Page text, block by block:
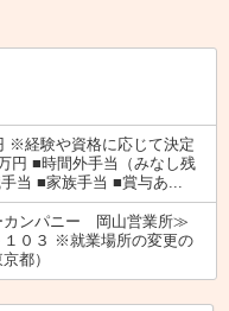
※経験や資格に応じて決定
円 ■時間外手当（みなし残
当 ■家族手当 ■賞与あ...
カンパニー 岡山営業所≫
１０３ ※就業場所の変更の
都）